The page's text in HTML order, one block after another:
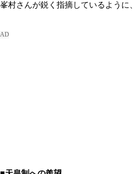
峯村さんが鋭く指摘しているように